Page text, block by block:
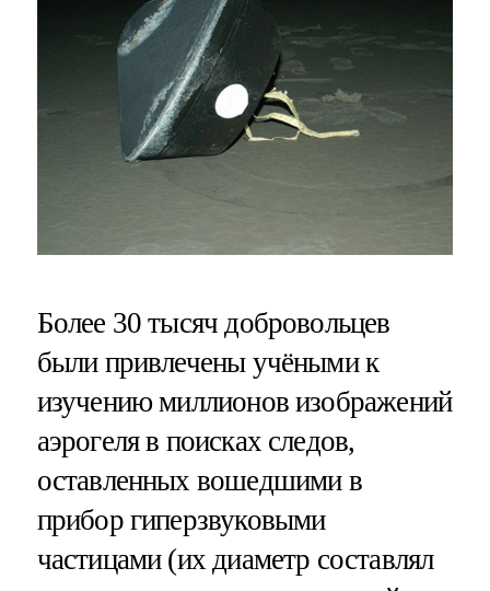
Более 30 тысяч добровольцев
были привлечены учёными к
изучению миллионов изображений
аэрогеля в поисках следов,
оставленных вошедшими в
прибор гиперзвуковыми
частицами (их диаметр составлял